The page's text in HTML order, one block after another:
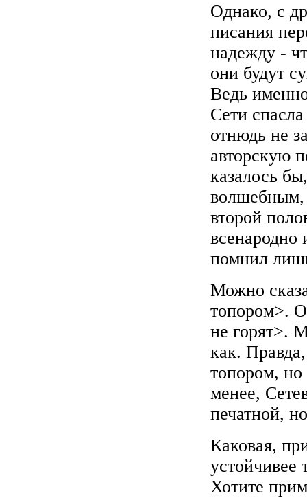
Однако, с
писания
надежду -
они будут
Ведь
Сети
отнюдь не
авторскую
казалось
волшебным,
второй
всенародно
помнил
Можно
топором>.
не горят>.
как.
топором,
менее,
печатной,
Каковая,
устойчивее
Хотите